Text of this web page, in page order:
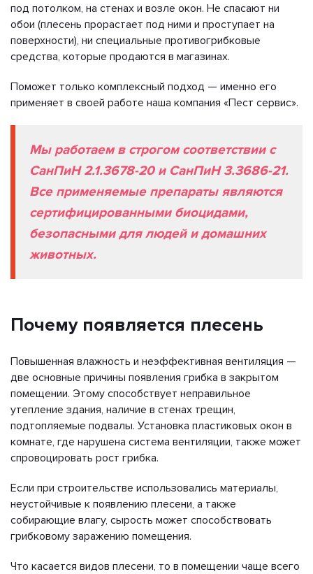
под потолком, на стенах и возле окон. Не спасают ни
обои (плесень прорастает под ними и проступает на
поверхности), ни специальные противогрибковые
средства, которые продаются в магазинах.
Поможет только комплексный подход — именно его
применяет в своей работе наша компания «Пест сервис».
Мы работаем в строгом соответствии с
СанПиН 2.1.3678-20 и СанПиН 3.3686-21.
Все применяемые препараты являются
сертифицированными биоцидами,
безопасными для людей и домашних
животных.
Почему появляется плесень
Повышенная влажность и неэффективная вентиляция —
две основные причины появления грибка в закрытом
помещении. Этому способствует неправильное
утепление здания, наличие в стенах трещин,
подтопляемые подвалы. Установка пластиковых окон в
комнате, где нарушена система вентиляции, также может
спровоцировать рост грибка.
Если при строительстве использовались материалы,
неустойчивые к появлению плесени, а также
собирающие влагу, сырость может способствовать
грибковому заражению помещения.
Что касается видов плесени, то в помещении чаще всего